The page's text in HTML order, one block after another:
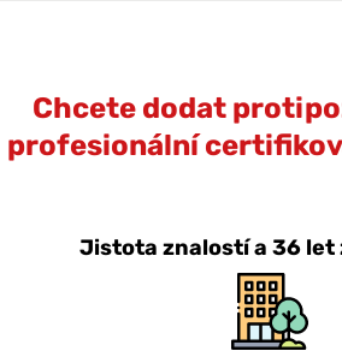
Chcete dodat
profesionální
Jistota znalostí a 36 let